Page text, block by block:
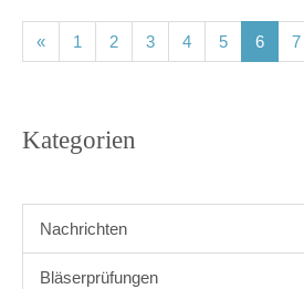
« 1 (current)
2(current)
3(current)
4(current)
5(current)
6 7
Kategorien
Nachrichten
Bläserprüfungen